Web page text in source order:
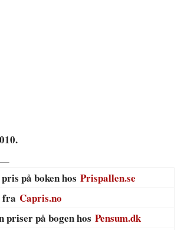
på boken hos Prispallen.se
fra Capris.no
priser på bogen hos Pensum.dk